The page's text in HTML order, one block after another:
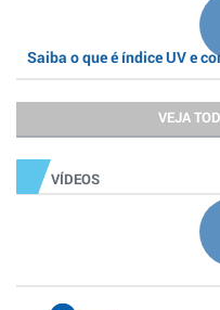
Saiba o que é índice UV e
VEJA
VÍDEOS